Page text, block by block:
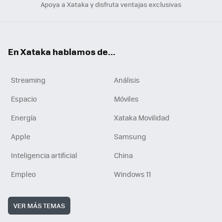
Apoya a Xataka y disfruta ventajas exclusivas
En Xataka hablamos de...
Streaming
Análisis
Espacio
Móviles
Energía
Xataka Movilidad
Apple
Samsung
Inteligencia artificial
China
Empleo
Windows 11
VER MÁS TEMAS